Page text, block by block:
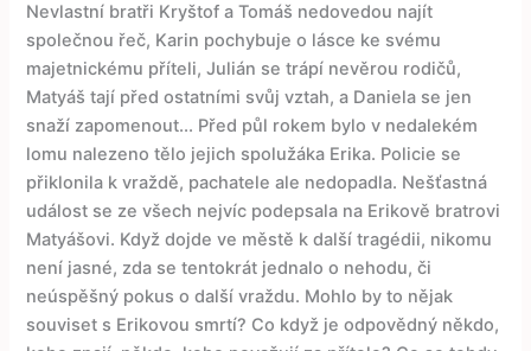
Nevlastní bratři Kryštof a Tomáš nedovedou najít
společnou řeč, Karin pochybuje o lásce ke svému
majetnickému příteli, Julián se trápí nevěrou rodičů,
Matyáš tají před ostatními svůj vztah, a Daniela se jen
snaží zapomenout... Před půl rokem bylo v nedalekém
lomu nalezeno tělo jejich spolužáka Erika. Policie se
přiklonila k vraždě, pachatele ale nedopadla. Nešťastná
událost se ze všech nejvíc podepsala na Erikově bratrovi
Matyášovi. Když dojde ve městě k další tragédii, nikomu
není jasné, zda se tentokrát jednalo o nehodu, či
neúspěšný pokus o další vraždu. Mohlo by to nějak
souviset s Erikovou smrtí? Co když je odpovědný někdo,